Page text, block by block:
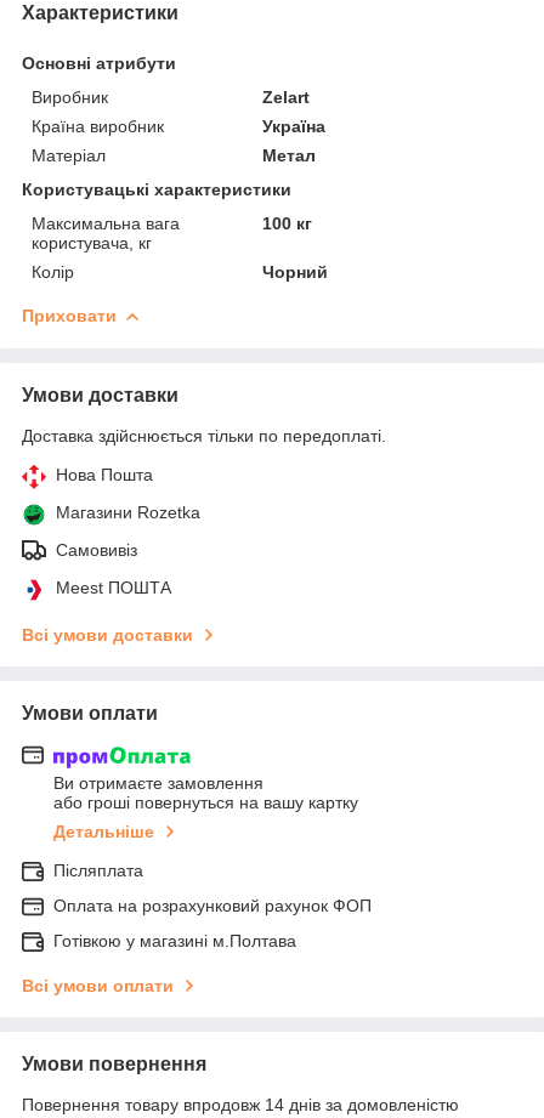
Характеристики
Основні атрибути
Виробник
Zelart
Країна виробник
Україна
Матеріал
Метал
Користувацькі характеристики
Максимальна вага
користувача, кг
100 кг
Колір Чорний
Приховати
Умови доставки
Доставка здійснюється тільки по передоплаті.
Нова Пошта
Магазини Rozetka
Самовивіз
Meest ПОШТА
Всі умови доставки
Умови оплати
Ви отримаєте замовлення
або гроші повернуться на вашу картку
Детальніше
Післяплата
Оплата на розрахунковий рахунок ФОП
Готівкою у магазині м.Полтава
Всі умови оплати
Умови повернення
Повернення товару впродовж 14 днів за домовленістю